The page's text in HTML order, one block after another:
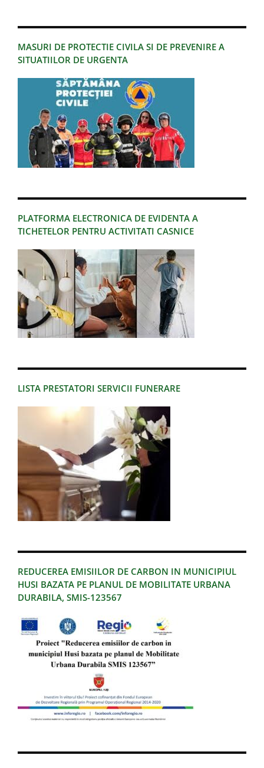
MASURI DE PROTECTIE CIVILA SI DE PREVENIRE A
SITUATIILOR DE URGENTA
PLATFORMA ELECTRONICA DE EVIDENTA A
TICHETELOR PENTRU ACTIVITATI CASNICE
LISTA PRESTATORI SERVICII FUNERARE
REDUCEREA EMISIILOR DE CARBON IN MUNICIPIUL
HUSI BAZATA PE PLANUL DE MOBILITATE URBANA
DURABILA, SMIS-123567